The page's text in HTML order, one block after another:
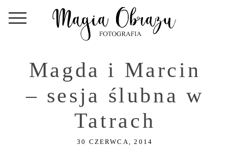
Magda i Marcin
– sesja ślubna w
Tatrach
30 CZERWCA, 2014